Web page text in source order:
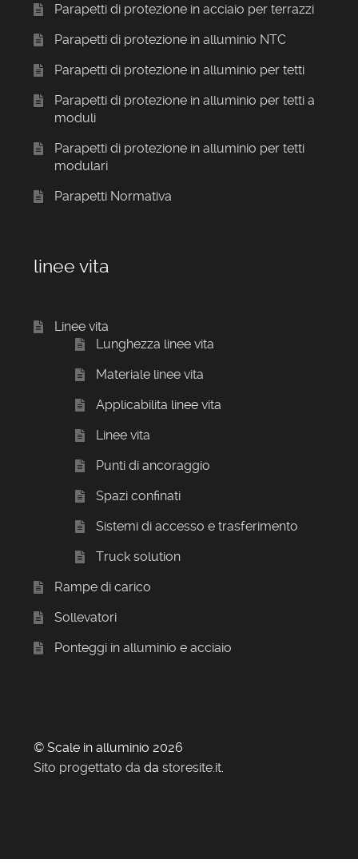
Parapetti di protezione in acciaio per terrazzi
Parapetti di protezione in alluminio NTC
Parapetti di protezione in alluminio per tetti
Parapetti di protezione in alluminio per tetti a
moduli
Parapetti di protezione in alluminio per tetti
modulari
Parapetti Normativa
linee vita
Linee vita
Lunghezza linee vita
Materiale linee vita
Applicabilita linee vita
Linee vita
Punti di ancoraggio
Spazi confinati
Sistemi di accesso e trasferimento
Truck solution
Rampe di carico
Sollevatori
Ponteggi in alluminio e acciaio
© Scale in alluminio 2026
Sito progettato da da storesite.it.